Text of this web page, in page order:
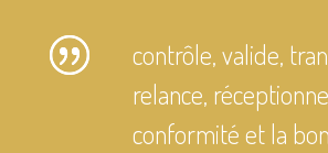
contrôle, valide,
relance,
conformité et la